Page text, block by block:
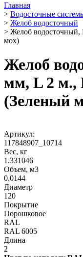
Главная
> Водосточные
> Желоб водосточный
> Желоб
мох)
Желоб
мм, L 2 м.,
(Зеленый
Артикул:
117848907_10714
Вес, кг
1.331046
Объем, м3
0.0144
Диаметр
120
Покрытие
Порошковое
RAL
RAL 6005
Длина
2